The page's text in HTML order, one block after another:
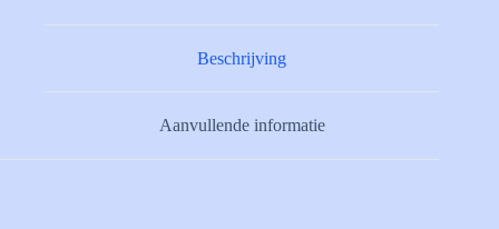
Beschrijving
Aanvullende informatie